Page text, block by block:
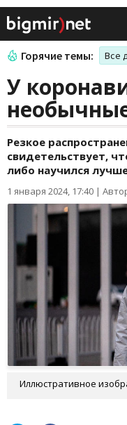
Горячие темы: Все
У
Резкое
свидетельствует,
либо научился
1 января 2024, 17:40 |
Иллюстративное